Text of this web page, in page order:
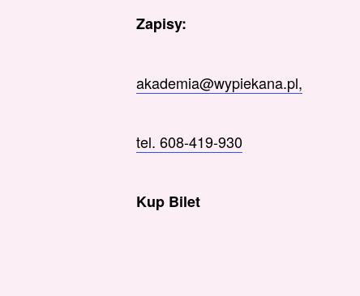
Zapisy:
akademia@wypiekana.pl,
tel. 608-419-930
Kup Bilet